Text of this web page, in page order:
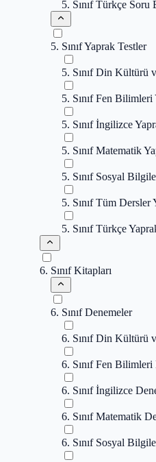
5. Sınıf Türkçe Soru
5. Sınıf Yaprak Testler
5. Sınıf Din Kültürü
5. Sınıf Fen Bilimleri
5. Sınıf İngilizce
5. Sınıf Matematik
5. Sınıf Sosyal
5. Sınıf Tüm Dersler
5. Sınıf Türkçe
6. Sınıf Kitapları
6. Sınıf Denemeler
6. Sınıf Din Kültürü
6. Sınıf Fen Bilimleri
6. Sınıf İngilizce
6. Sınıf Matematik
6. Sınıf Sosyal